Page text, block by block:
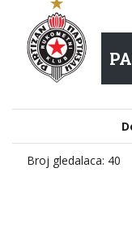
Broj gledalaca: 40